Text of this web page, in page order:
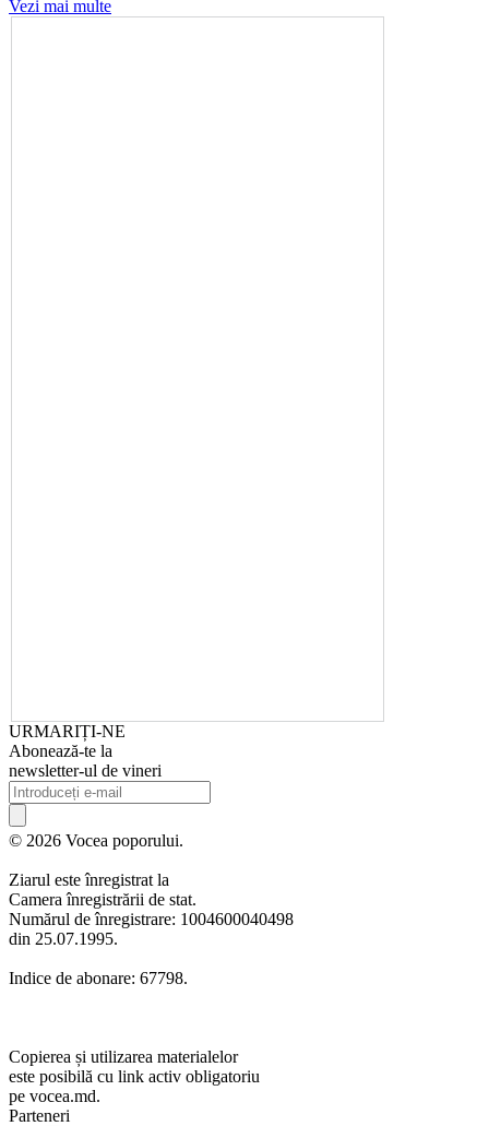
Vezi mai multe
URMARIȚI-NE
Abonează-te la
newsletter-ul de vineri
© 2026 Vocea poporului.
Ziarul este înregistrat la
Camera înregistrării de stat.
Numărul de înregistrare: 1004600040498
din 25.07.1995.
Indice de abonare: 67798.
Copierea și utilizarea materialelor
este posibilă cu link activ obligatoriu
pe vocea.md.
Parteneri